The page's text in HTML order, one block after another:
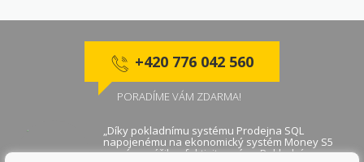
+420 776 042 560
PORADÍME VÁM ZDARMA!
„Díky pokladnímu systému Prodejna SQL
napojenému na ekonomický systém Money S5
se nám zvýšila efektivita práce. Pokladní